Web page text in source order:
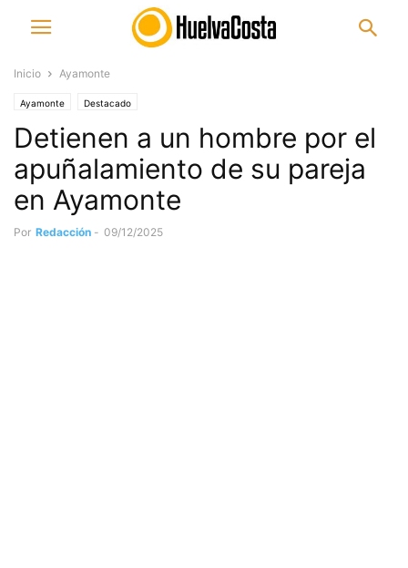
Inicio Ayamonte
Ayamonte Destacado
Detienen a un hombre por el
apuñalamiento de su pareja
en Ayamonte
Por Redacción - 09/12/2025